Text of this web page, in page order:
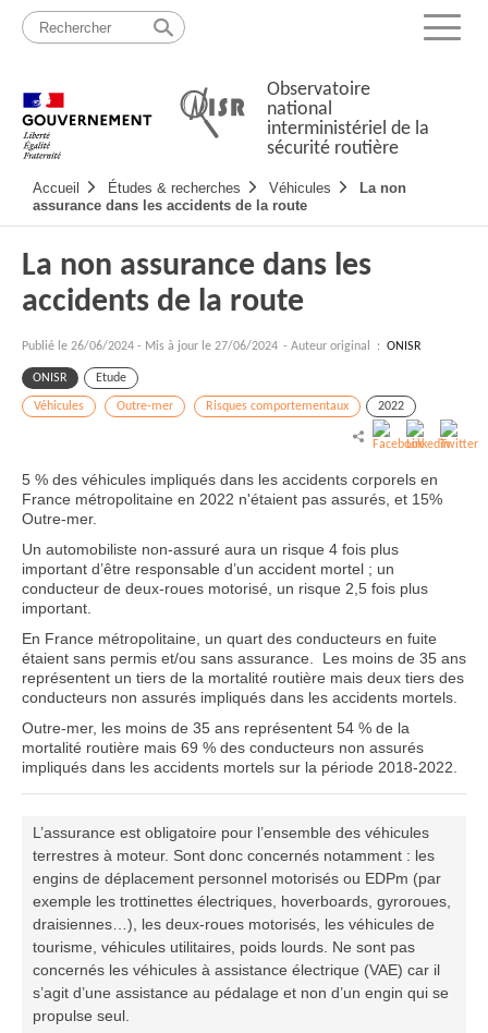
Passer
contenu
Menu
Observatoire
national
interministériel de la
sécurité routière
principale
Accueil Études & recherches Véhicules
La non
assurance dans les accidents de la route
La non assurance dans les
accidents de la route
Publié le 26/06/2024 - Mis à jour le 27/06/2024 - Auteur original : ONISR
ONISR Etude
Véhicules Outre-mer Risques comportementaux 2022
5 % des véhicules impliqués dans les accidents corporels en
France métropolitaine en 2022 n'étaient pas assurés, et 15%
Outre-mer.
Un automobiliste non-assuré aura un risque 4 fois plus
important d’être responsable d’un accident mortel ; un
conducteur de deux-roues motorisé, un risque 2,5 fois plus
important.
En France métropolitaine, un quart des conducteurs en fuite
étaient sans permis et/ou sans assurance. Les moins de 35 ans
représentent un tiers de la mortalité routière mais deux tiers des
conducteurs non assurés impliqués dans les accidents mortels.
Outre-mer, les moins de 35 ans représentent 54 % de la
mortalité routière mais 69 % des conducteurs non assurés
impliqués dans les accidents mortels sur la période 2018-2022.
L’assurance est obligatoire pour l’ensemble des véhicules
terrestres à moteur. Sont donc concernés notamment : les
engins de déplacement personnel motorisés ou EDPm (par
exemple les trottinettes électriques, hoverboards, gyroroues,
draisiennes…), les deux-roues motorisés, les véhicules de
tourisme, véhicules utilitaires, poids lourds. Ne sont pas
concernés les véhicules à assistance électrique (VAE) car il
s’agit d’une assistance au pédalage et non d’un engin qui se
propulse seul.